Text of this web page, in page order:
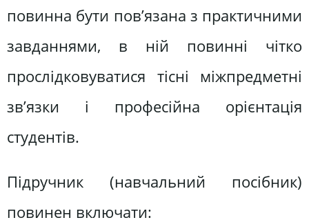
повинна бути пов’язана з практичними
завданнями, в ній повинні чітко
прослідковуватися тісні міжпредметні
зв’язки і професійна орієнтація
студентів.
Підручник (навчальний посібник)
повинен включати: